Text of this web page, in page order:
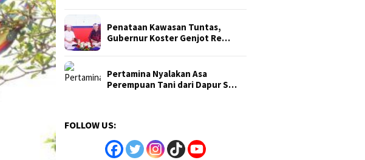
Penataan Kawasan Tuntas,
Gubernur Koster Genjot Re…
Pertamina Nyalakan Asa
Perempuan Tani dari Dapur S…
FOLLOW US: